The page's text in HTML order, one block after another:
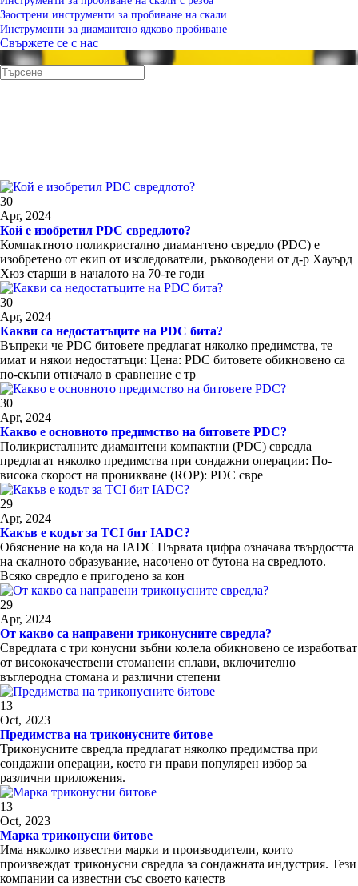
Заострени инструменти за пробиване на скали
Инструменти за диамантено ядково пробиване
Свържете се с нас
30
Apr, 2024
Кой е изобретил PDC свредлото?
Компактното поликристално диамантено свредло (PDC) е
изобретено от екип от изследователи, ръководени от д-р Хауърд
Хюз старши в началото на 70-те годи
30
Apr, 2024
Какви са недостатъците на PDC бита?
Въпреки че PDC битовете предлагат няколко предимства, те
имат и някои недостатъци: Цена: PDC битовете обикновено са
по-скъпи отначало в сравнение с тр
30
Apr, 2024
Какво е основното предимство на битовете PDC?
Поликристалните диамантени компактни (PDC) свредла
предлагат няколко предимства при сондажни операции: По-
висока скорост на проникване (ROP): PDC свре
29
Apr, 2024
Какъв е кодът за TCI бит IADC?
Обяснение на кода на IADC Първата цифра означава твърдостта
на скалното образувание, насочено от бутона на свредлото.
Всяко свредло е пригодено за кон
29
Apr, 2024
От какво са направени триконусните свредла?
Свредлата с три конусни зъбни колела обикновено се изработват
от висококачествени стоманени сплави, включително
въглеродна стомана и различни степени
13
Oct, 2023
Предимства на триконусните битове
Триконусните свредла предлагат няколко предимства при
сондажни операции, което ги прави популярен избор за
различни приложения.
13
Oct, 2023
Марка триконусни битове
Има няколко известни марки и производители, които
произвеждат триконусни свредла за сондажната индустрия. Тези
компании са известни със своето качеств